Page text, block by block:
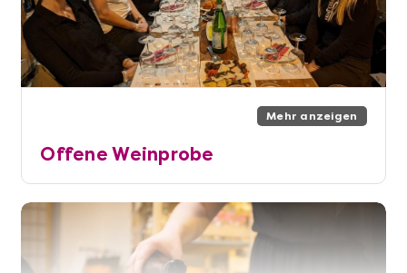
Mehr anzeigen
Offene Weinprobe